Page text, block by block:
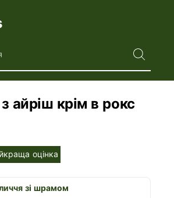
айріш крім в рокс
оцінка
зі шрамом